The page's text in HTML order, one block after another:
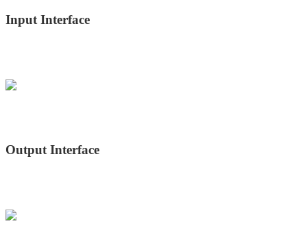
Input Interface
Output Interface